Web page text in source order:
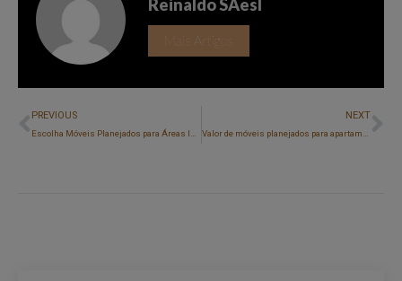
Reinaldo SAesl
Mais Artigos
PREVIOUS
Escolha Móveis Planejados para Áreas Internas de Lazer e Crie um Espaço Relaxante!
NEXT
Valor de móveis planejados para apartamento novos pequeno EM SP